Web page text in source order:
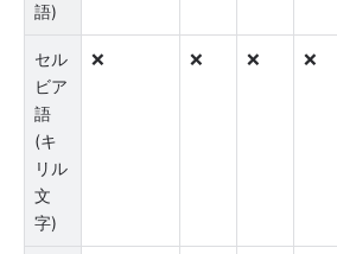
語)
セル
ビア
語
(キ
リル
文
字)
❌ ❌ ❌ ❌